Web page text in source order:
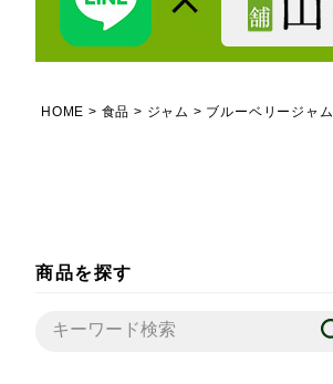
HOME 食品 ジャム ブルーベリージャム
商品を探す